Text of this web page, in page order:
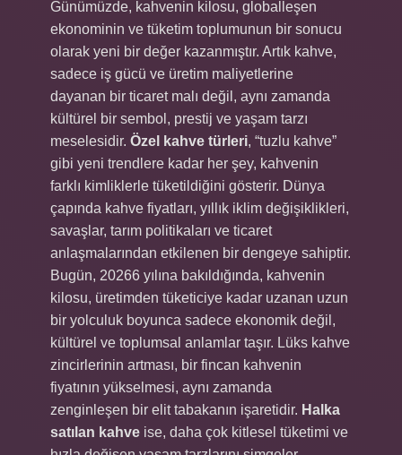
Günümüzde, kahvenin kilosu, globalleşen
ekonominin ve tüketim toplumunun bir sonucu
olarak yeni bir değer kazanmıştır. Artık kahve,
sadece iş gücü ve üretim maliyetlerine
dayanan bir ticaret malı değil, aynı zamanda
kültürel bir sembol, prestij ve yaşam tarzı
meselesidir. Özel kahve türleri, “tuzlu kahve”
gibi yeni trendlere kadar her şey, kahvenin
farklı kimliklerle tüketildiğini gösterir. Dünya
çapında kahve fiyatları, yıllık iklim değişiklikleri,
savaşlar, tarım politikaları ve ticaret
anlaşmalarından etkilenen bir dengeye sahiptir.
Bugün, 20266 yılına bakıldığında, kahvenin
kilosu, üretimden tüketiciye kadar uzanan uzun
bir yolculuk boyunca sadece ekonomik değil,
kültürel ve toplumsal anlamlar taşır. Lüks kahve
zincirlerinin artması, bir fincan kahvenin
fiyatının yükselmesi, aynı zamanda
zenginleşen bir elit tabakanın işaretidir. Halka
satılan kahve ise, daha çok kitlesel tüketimi ve